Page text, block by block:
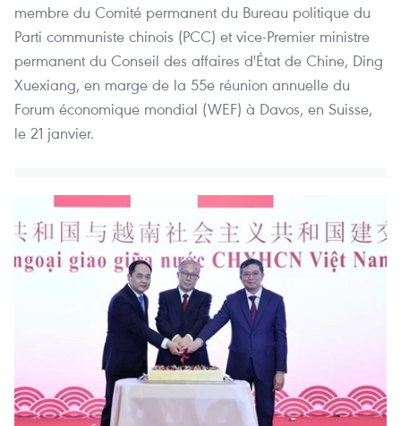
membre du Comité permanent du Bureau politique du
Parti communiste chinois (PCC) et vice-Premier ministre
permanent du Conseil des affaires d'État de Chine, Ding
Xuexiang, en marge de la 55e réunion annuelle du
Forum économique mondial (WEF) à Davos, en Suisse,
le 21 janvier.